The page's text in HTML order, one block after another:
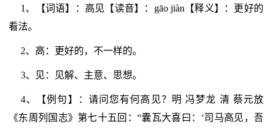
1、【词语】：高见【读音】：gāo jiàn【释义】：更好的
看法。
2、高：更好的，不一样的。
3、见：见解、主意、思想。
4、【例句】：请问您有何高见？明 冯梦龙 清 蔡元放
《东周列国志》第七十五回：“囊瓦大喜曰：‘司马高见，吾